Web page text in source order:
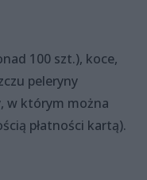
100 szt.), koce,
peleryny
w którym można
płatności kartą).